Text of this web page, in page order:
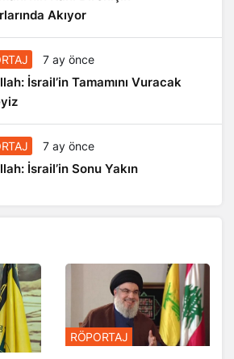
Akıyor
7 ay önce
İsrail’in Tamamını Vuracak
7 ay önce
İsrail’in Sonu Yakın
RÖPORTAJ